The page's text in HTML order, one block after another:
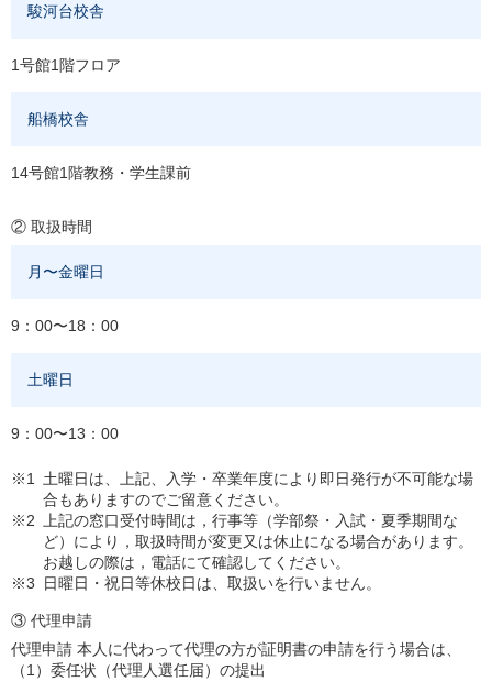
駿河台校舎
1号館1階フロア
船橋校舎
14号館1階教務・学生課前
② 取扱時間
月〜金曜日
9：00〜18：00
土曜日
9：00〜13：00
※1
土曜日は、上記、入学・卒業年度により即日発行が不可能な場
合もありますのでご留意ください。
※2
上記の窓口受付時間は，行事等（学部祭・入試・夏季期間な
ど）により，取扱時間が変更又は休止になる場合があります。
お越しの際は，電話にて確認してください。
※3
日曜日・祝日等休校日は、取扱いを行いません。
③ 代理申請
代理申請 本人に代わって代理の方が証明書の申請を行う場合は、
（1） 委任状（代理人選任届）の提出